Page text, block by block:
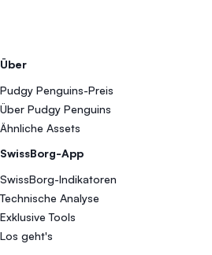
Über
Pudgy Penguins-Preis
Über Pudgy Penguins
Ähnliche Assets
SwissBorg-App
SwissBorg-Indikatoren
Technische Analyse
Exklusive Tools
Los geht's